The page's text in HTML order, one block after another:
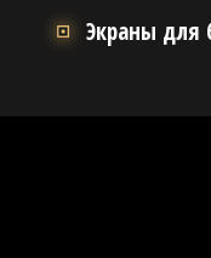
Экраны для